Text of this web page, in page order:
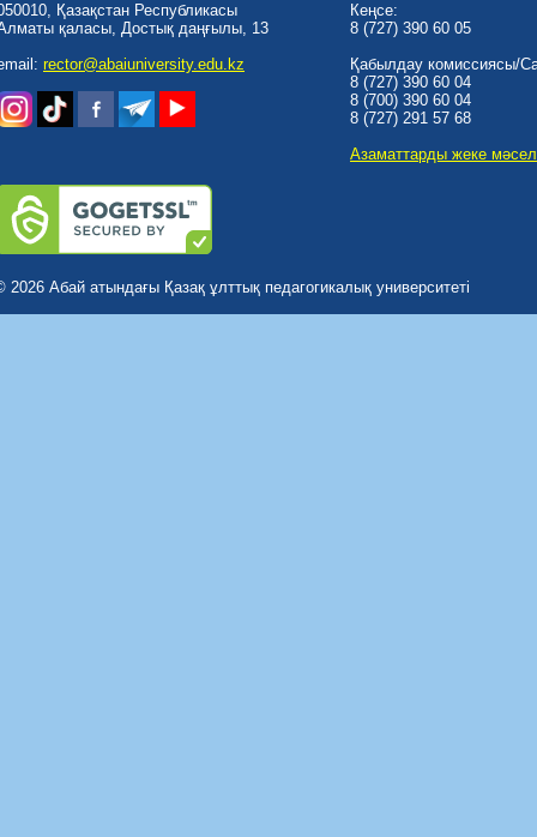
Қазақстан Республикасы
қаласы, Достық даңғылы, 13
rector@abaiuniversity.edu.kz
Кеңсе:
8 (727) 390 60 05
Қабылдау комиссиясы/
8 (727) 390 60 04
8 (700) 390 60 04
8 (727) 291 57 68
Азаматтарды жеке
2026 Абай атындағы Қазақ ұлттық педагогикалық университеті